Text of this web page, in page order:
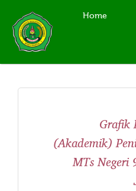
Home
Grafik
(Akademik)
MTs